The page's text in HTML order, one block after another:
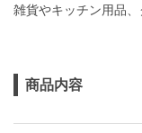
雑貨やキッチン用品
商品内容